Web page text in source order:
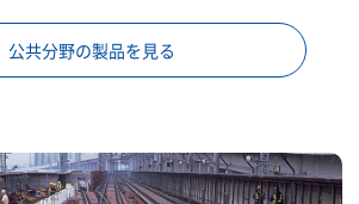
公共分野の製品を見る